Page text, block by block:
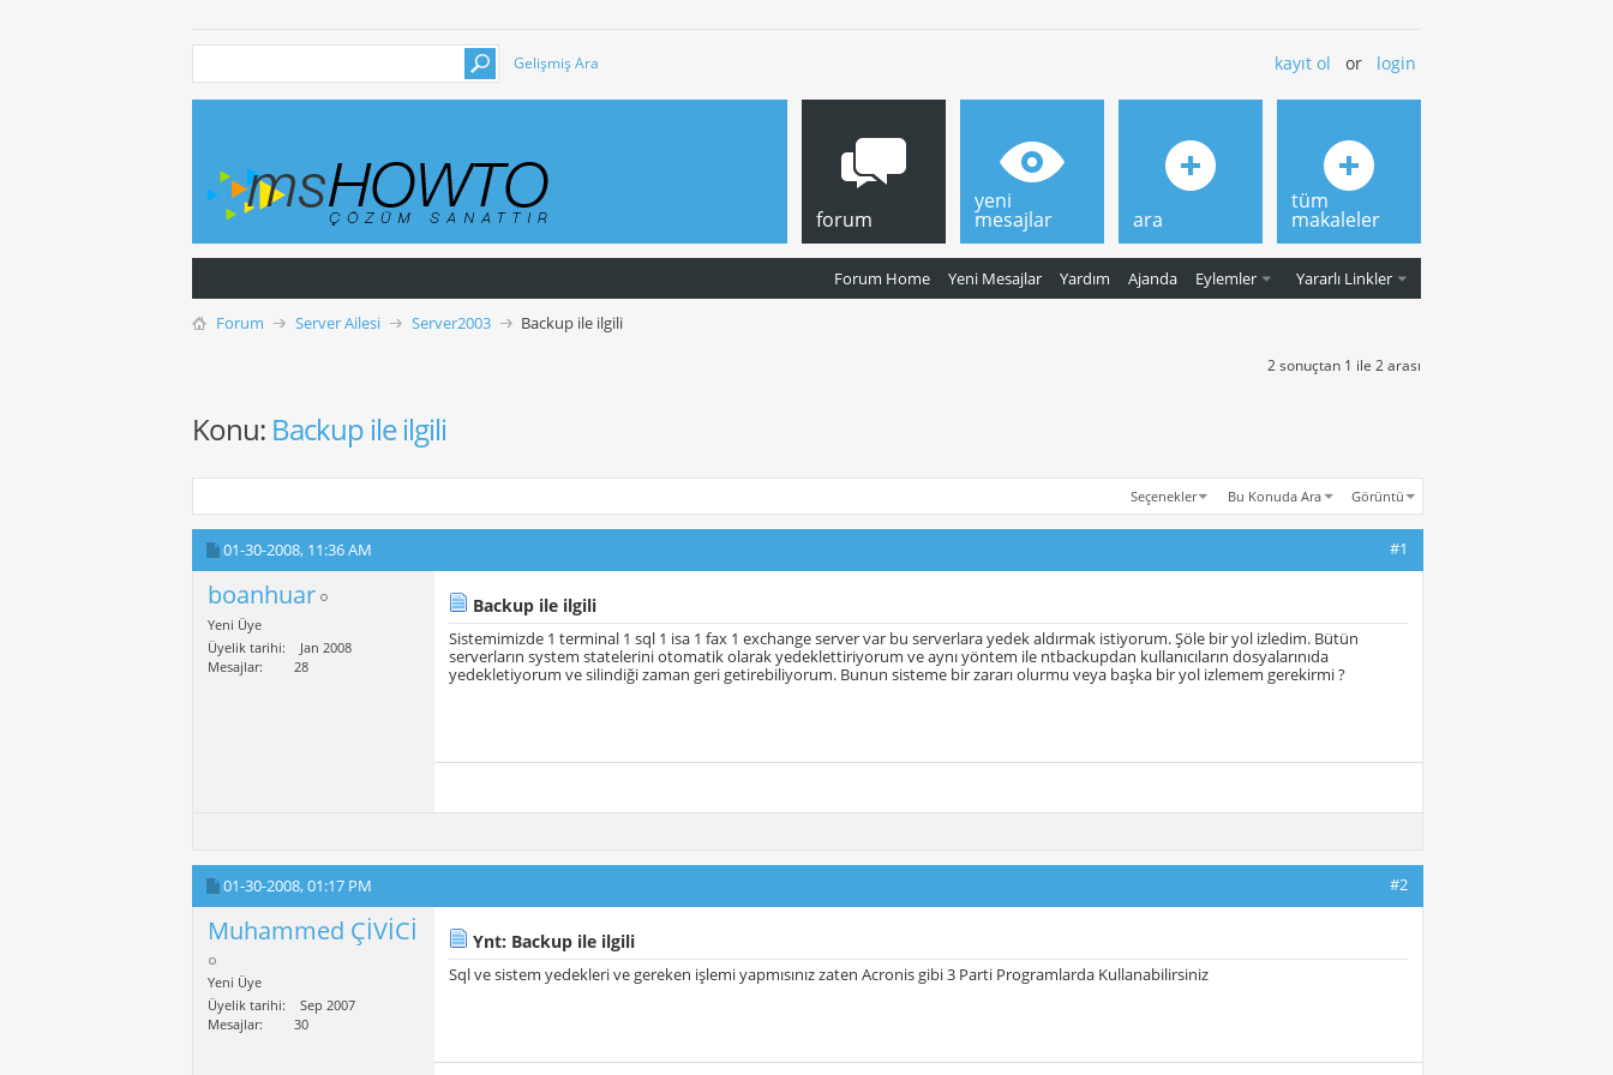
Gelişmiş Ara kayıt ol or login
forum
Forum Home Yeni Mesajlar Yardım Ajanda Eylemler Yararlı Linkler
yeni
mesajlar ara
tüm
makaleler
Forum Server Ailesi Server2003 Backup ile ilgili
2 sonuçtan 1 ile 2 arası
Konu: Backup ile ilgili
Seçenekler Bu Konuda Ara Görüntü
01-30-2008, 11:36 AM #1
boanhuar
Yeni Üye
Üyelik tarihi
Jan 2008
Mesajlar
28
Backup ile ilgili
Sistemimizde 1 terminal 1 sql 1 isa 1 fax 1 exchange server var bu serverlara yedek aldırmak istiyorum. Şöle bir yol izledim. Bütün
serverların system statelerini otomatik olarak yedeklettiriyorum ve aynı yöntem ile ntbackupdan kullanıcıların dosyalarınıda
yedekletiyorum ve silindiği zaman geri getirebiliyorum. Bunun sisteme bir zararı olurmu veya başka bir yol izlemem gerekirmi ?
01-30-2008,01:17 PM #2
Muhammed ÇİVİCİ
Yeni Üye
Üyelik tarihi
Sep 2007
Mesajlar
30
Ynt: Backup ile ilgili
Sql ve sistem yedekleri ve gereken işlemi yapmısınız zaten Acronis gibi 3 Parti Programlarda Kullanabilirsiniz